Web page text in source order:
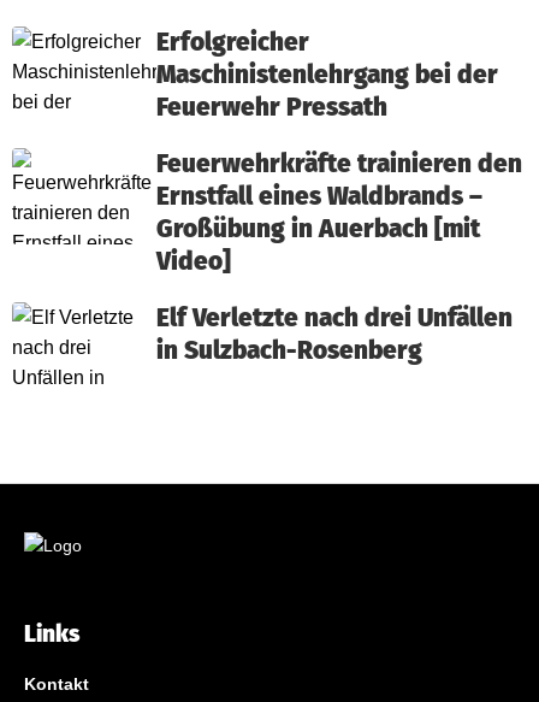
Erfolgreicher
Maschinistenlehrgang bei der
Feuerwehr Pressath
Feuerwehrkräfte trainieren den
Ernstfall eines Waldbrands –
Großübung in Auerbach [mit
Video]
Elf Verletzte nach drei Unfällen
in Sulzbach-Rosenberg
Links
Kontakt